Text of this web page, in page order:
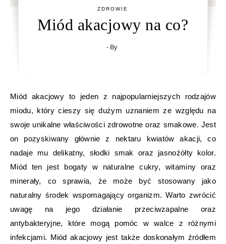
ZDROWIE
Miód akacjowy na co?
- By
Miód akacjowy to jeden z najpopularniejszych rodzajów
miodu, który cieszy się dużym uznaniem ze względu na
swoje unikalne właściwości zdrowotne oraz smakowe. Jest
on pozyskiwany głównie z nektaru kwiatów akacji, co
nadaje mu delikatny, słodki smak oraz jasnożółty kolor.
Miód ten jest bogaty w naturalne cukry, witaminy oraz
minerały, co sprawia, że może być stosowany jako
naturalny środek wspomagający organizm. Warto zwrócić
uwagę na jego działanie przeciwzapalne oraz
antybakteryjne, które mogą pomóc w walce z różnymi
infekcjami. Miód akacjowy jest także doskonałym źródłem